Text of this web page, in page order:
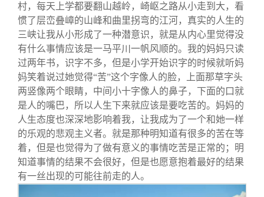
村，每天上学都要翻山越岭，崎岖之路从小走到大，看
惯了层峦叠嶂的山峰和曲里拐弯的江河，真实的人生的
三峡让我从小形成了一种潜意识，就是从内心里觉得没
有什么事情应该是一马平川一帆风顺的。我的妈妈只读
过两年书，识字不多，但是小学开始识字的时候就听妈
妈笑着说过她觉得“苦”这个字像人的脸，上面那草字头
两竖像两个眼睛，中间小十字像人的鼻子，下面的口就
是人的嘴巴，所以人生下来就应该是要吃苦的。妈妈的
人生态度也深深地影响着我，让我成为了一个和她一样
的乐观的悲观主义者。就是那种明知道有很多的苦在等
着，但是也觉得为了做有意义的事情吃苦是正常的；明
知道事情的结果不会很好，但是也愿意抱着最好的结果
有一丝出现的可能往前走的人。